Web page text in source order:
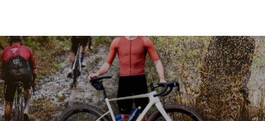
KAPALI ALAN ANTRENMANI ILE
UNBOUND GRAVEL 200’Ü
AŞMAK MÜMKÜN MÜ?